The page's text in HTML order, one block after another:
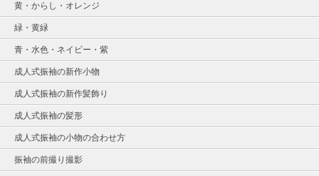
黄・からし・オレンジ
緑・黄緑
青・水色・ネイビー・紫
成人式振袖の新作小物
成人式振袖の新作髪飾り
成人式振袖の髪形
成人式振袖の小物の合わせ方
振袖の前撮り撮影